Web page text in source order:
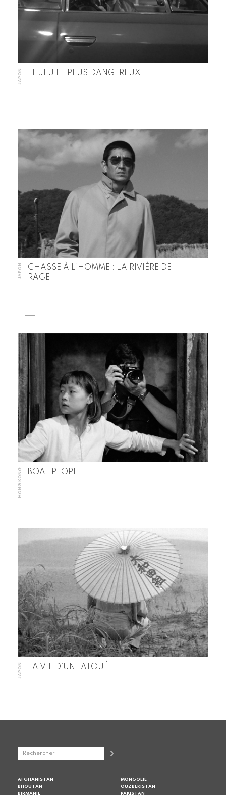
JAPON LE JEU LE PLUS DANGEREUX
JAPON
CHASSE À L’HOMME : LA RIVIÈRE DE
RAGE
HONG KONG BOAT PEOPLE
JAPON LA VIE D’UN TATOUÉ
AFGHANISTAN
BHOUTAN
BIRMANIE
MONGOLIE
OUZBÉKISTAN
PAKISTAN